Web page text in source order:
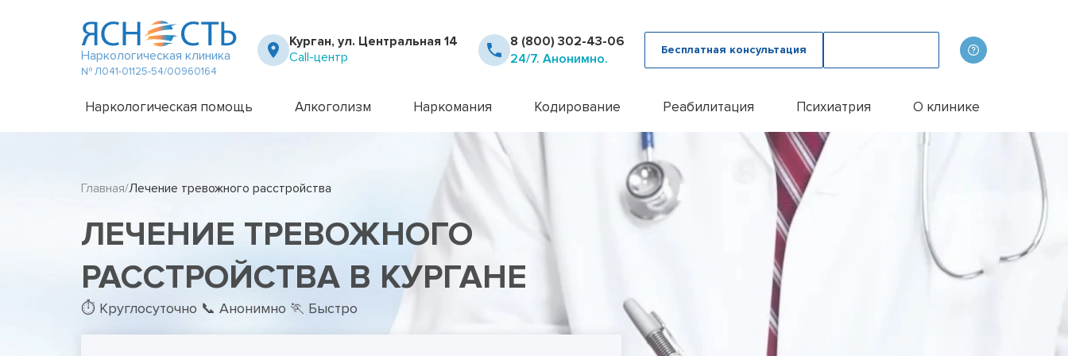
Наркологическая клиника
№ Л041-01125-54/00960164
Курган, ул. Центральная 14
Call-центр
8 (800) 302-43-06
24/7. Анонимно.
Бесплатная консультация
Наркологическая помощь
Телефон доверия
Алкоголизм
Амбулаторное лечение алкоголизма
Капельница от запоя
Кодирование методом Рожнова
Лечение алкоголизма
Лечение алкоголизма пожилых
Лечение алкоголизма в стационаре
Лечение пивного алкоголизма
Лечение женского алкоголизма
Наркомания
Детоксикация наркозависимых
Кодирование от наркомании
Лечение наркомании амбулаторно
Лечение наркомании у подростков
Лечение наркомании в стационаре
Лечение спайсовой зависимости
Лечение табакокурения
Лечение зависимости от Гашиша
Лечение зависимости от Лирики
Кодирование
Кодирование Аквилонг
Кодирование алкоголизма на дому
Кодирование алкоголизма уколом
Кодирование алкоголизма вшиванием ампулы
Кодирование Двойной Блок
Кодирование наркозависимости
Кодирование от алкоголизма
Кодирование от алкоголизма Эспераль
Кодирование по методу Довженко
Реабилитация
Day Top
Реабилитации алкоголиков
Реабилитация наркозависимых
Психиатрия
Консультация психолога
Лечение алкоголизма с психологом
Лечение анорексии
Лечение бессонницы
Лечение бессонницы у пожилых людей
Лечение бессонницы у женщин
Лечение биполярного расстройства
Лечение деменции
Лечение депрессии
Лечение дисморфофобии
Лечение игромании
О клинике
Наши врачи
Фотогалерея
Лицензии и сертификаты
Отзывы
Цены
Контакты
Главная Лечение тревожного расстройства
ЛЕЧЕНИЕ ТРЕВОЖНОГО
РАССТРОЙСТВА В КУРГАНЕ
⏱ Круглосуточно 📞 Анонимно 🏃 Быстро